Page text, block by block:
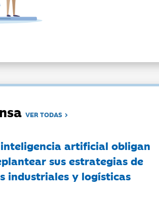
VER TODAS
artificial obligan
sus estrategias de
industriales y logísticas